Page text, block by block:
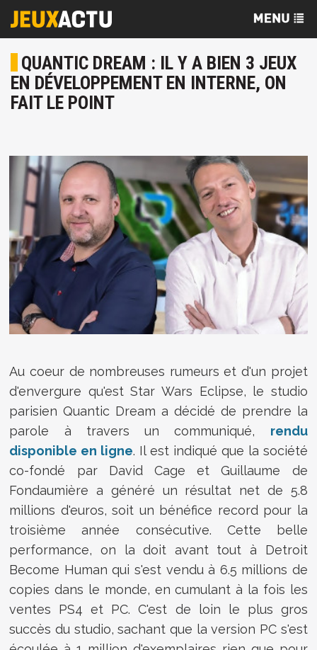
QUANTIC DREAM : IL Y A BIEN 3 JEUX
EN DÉVELOPPEMENT EN INTERNE, ON
FAIT LE POINT
Au coeur de nombreuses rumeurs et d'un projet
d'envergure qu'est Star Wars Eclipse, le studio
parisien Quantic Dream a décidé de prendre la
parole à travers un communiqué, rendu
disponible en ligne. Il est indiqué que la société
co-fondé par David Cage et Guillaume de
Fondaumière a généré un résultat net de 5.8
millions d'euros, soit un bénéfice record pour la
troisième année consécutive. Cette belle
performance, on la doit avant tout à Detroit
Become Human qui s'est vendu à 6.5 millions de
copies dans le monde, en cumulant à la fois les
ventes PS4 et PC. C'est de loin le plus gros
succès du studio, sachant que la version PC s'est